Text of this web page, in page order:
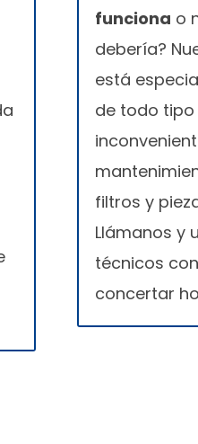
funciona o
debería?
está
de todo tipo
filtros y
Llámanos y
técnicos
concertar